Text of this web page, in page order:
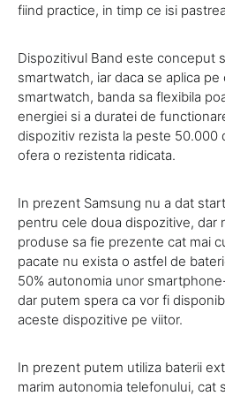
fiind practice, in timp ce isi
Dispozitivul Band este conceput
smartwatch, iar daca se aplica pe
smartwatch, banda sa flexibila
energiei si a duratei de
dispozitiv rezista la peste 50.000
ofera o rezistenta ridicata.
In prezent Samsung nu a dat
pentru cele doua dispozitive, dar
produse sa fie prezente cat mai
pacate nu exista o astfel de
50% autonomia unor
dar putem spera ca vor fi
aceste dispozitive pe viitor.
In prezent putem utiliza baterii
marim autonomia telefonului, cat